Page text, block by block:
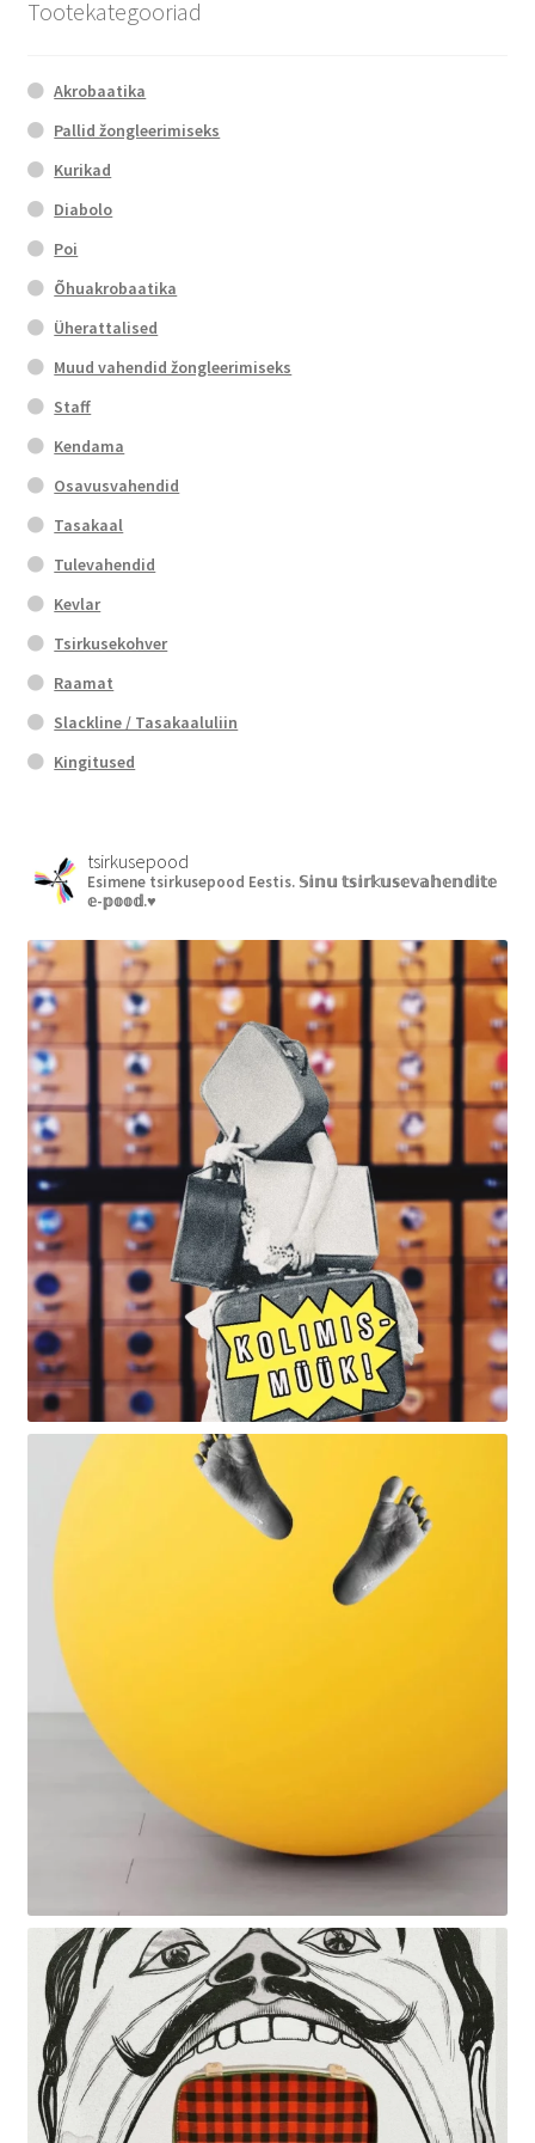
Tootekategooriad
Akrobaatika
Pallid žongleerimiseks
Kurikad
Diabolo
Poi
Õhuakrobaatika
Üherattalised
Muud vahendid žongleerimiseks
Staff
Kendama
Osavusvahendid
Tasakaal
Tulevahendid
Kevlar
Tsirkusekohver
Raamat
Slackline / Tasakaaluliin
Kingitused
tsirkusepood
Esimene tsirkusepood Eestis. 𝕊𝕚𝕟𝕦 𝕥𝕤𝕚𝕣𝕜𝕦𝕤𝕖𝕧𝕒𝕙𝕖𝕟𝕕𝕚𝕥𝕖
𝕖-𝕡𝕠𝕠𝕕.♥︎